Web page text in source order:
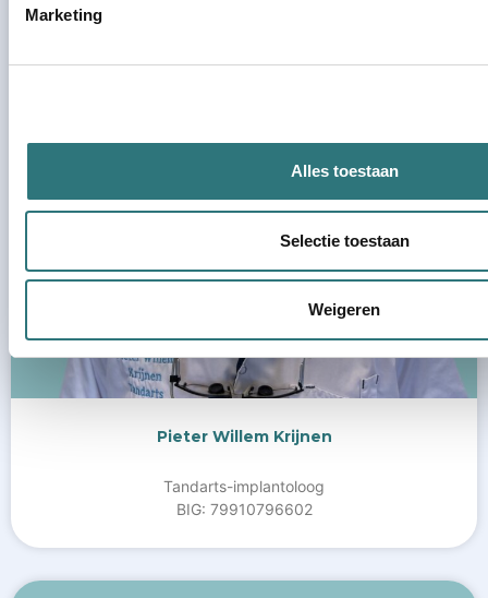
Marketing
Alles toestaan
Selectie toestaan
Weigeren
Pieter Willem Krijnen
Tandarts-implantoloog
BIG: 79910796602